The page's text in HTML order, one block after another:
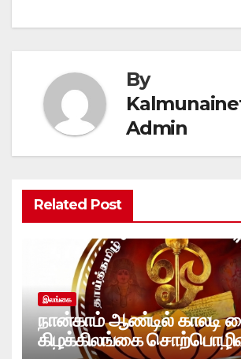
By
Admin
Related Post
இலங்கை
நான்காம் ஆண்டில் காலடி
கிழக்கிலங்கை